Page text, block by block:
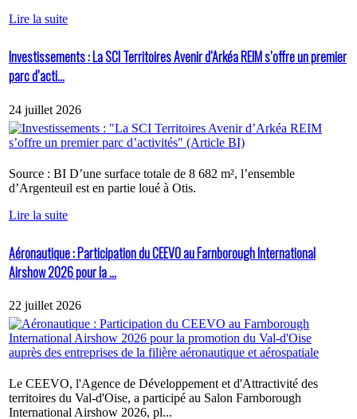
Lire la suite
Investissements : La SCI Territoires Avenir d’Arkéa REIM s’offre un premier
parc d’acti...
24 juillet 2026
Source : BI D’une surface totale de 8 682 m², l’ensemble
d’Argenteuil est en partie loué à Otis.
Lire la suite
Aéronautique : Participation du CEEVO au Farnborough International
Airshow 2026 pour la ...
22 juillet 2026
Le CEEVO, l'Agence de Développement et d'Attractivité des
territoires du Val-d'Oise, a participé au Salon Farnborough
International Airshow 2026, pl...